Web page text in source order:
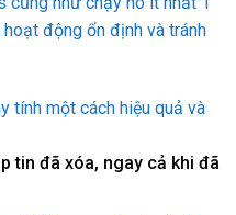
động ổn định và tránh
tin đã xóa, ngay cả khi đã